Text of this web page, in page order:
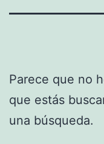
Parece que no
que estás
una búsqueda.